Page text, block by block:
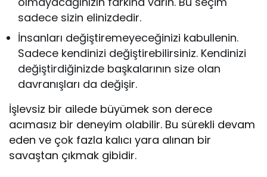
sadece sizin elinizdedir.
İnsanları değiştiremeyeceğinizi kabullenin.
Sadece kendinizi değiştirebilirsiniz. Kendinizi
değiştirdiğinizde başkalarının size olan
davranışları da değişir.
İşlevsiz bir ailede büyümek son derece
acımasız bir deneyim olabilir. Bu sürekli devam
eden ve çok fazla kalıcı yara alınan bir
savaştan çıkmak gibidir.